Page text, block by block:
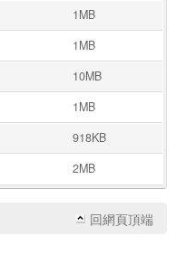
1MB
1MB
10MB
1MB
918KB
2MB
回網頁頂端